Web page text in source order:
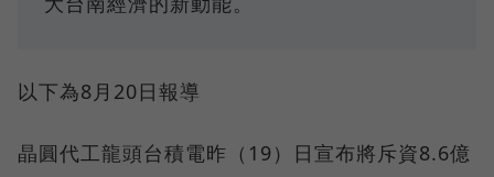
以下為8月20日報導
晶圓代工龍頭台積電昨（19）日宣布將斥資8.6億